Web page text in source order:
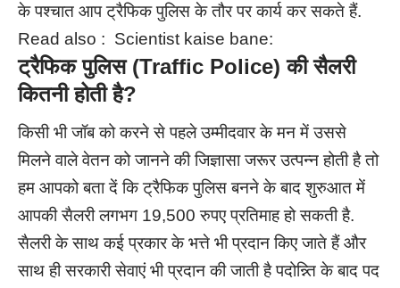
के पश्चात आप ट्रैफिक पुलिस के तौर पर कार्य कर सकते हैं.
Read also : Scientist kaise bane:
ट्रैफिक पुलिस (Traffic Police) की सैलरी
कितनी होती है?
किसी भी जॉब को करने से पहले उम्मीदवार के मन में उससे
मिलने वाले वेतन को जानने की जिज्ञासा जरूर उत्पन्न होती है तो
हम आपको बता दें कि ट्रैफिक पुलिस बनने के बाद शुरुआत में
आपकी सैलरी लगभग 19,500 रुपए प्रतिमाह हो सकती है.
सैलरी के साथ कई प्रकार के भत्ते भी प्रदान किए जाते हैं और
साथ ही सरकारी सेवाएं भी प्रदान की जाती है पदोन्न्ति के बाद पद